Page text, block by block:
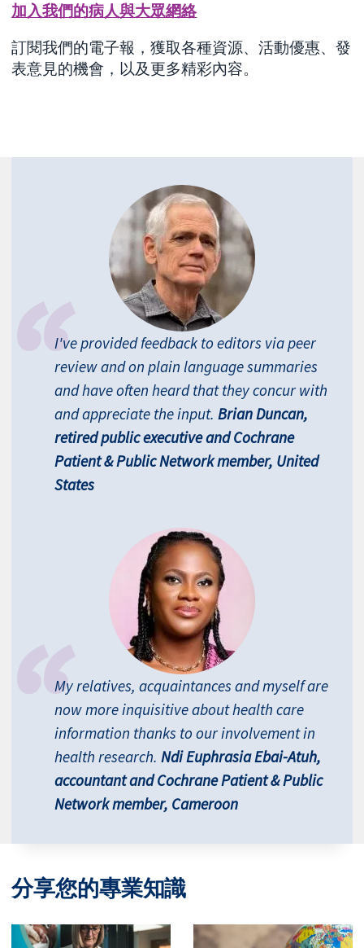
加入我們的病人與大眾網絡
訂閱我們的電子報，獲取各種資源、活動優惠、發
表意見的機會，以及更多精彩內容。
I've provided feedback to editors via peer
review and on plain language summaries
and have often heard that they concur with
and appreciate the input. Brian Duncan,
retired public executive and Cochrane
Patient & Public Network member, United
States
My relatives, acquaintances and myself are
now more inquisitive about health care
information thanks to our involvement in
health research. Ndi Euphrasia Ebai-Atuh,
accountant and Cochrane Patient & Public
Network member, Cameroon
分享您的專業知識